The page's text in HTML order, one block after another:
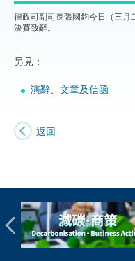
律政司副司長張國鈞今日（三
決賽致辭。
另見：
演辭、文章及信函
返回